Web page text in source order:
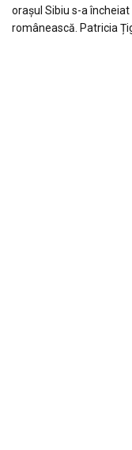
orașul Sibiu s-a
românească. Patricia